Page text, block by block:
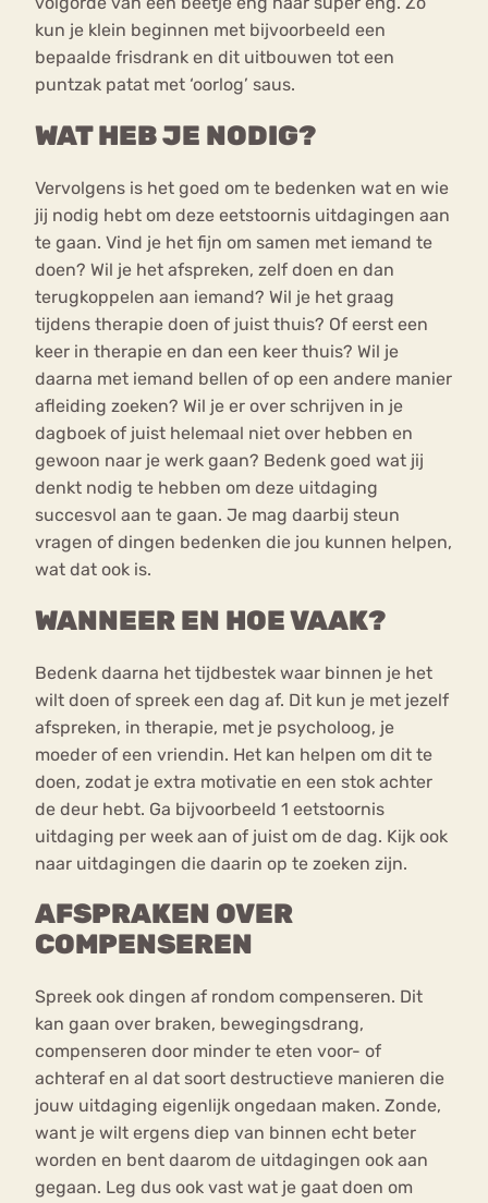
kun je klein beginnen met bijvoorbeeld een
bepaalde frisdrank en dit uitbouwen tot een
puntzak patat met ‘oorlog’ saus.
WAT HEB JE NODIG?
Vervolgens is het goed om te bedenken wat en wie
jij nodig hebt om deze eetstoornis uitdagingen aan
te gaan. Vind je het fijn om samen met iemand te
doen? Wil je het afspreken, zelf doen en dan
terugkoppelen aan iemand? Wil je het graag
tijdens therapie doen of juist thuis? Of eerst een
keer in therapie en dan een keer thuis? Wil je
daarna met iemand bellen of op een andere manier
afleiding zoeken? Wil je er over schrijven in je
dagboek of juist helemaal niet over hebben en
gewoon naar je werk gaan? Bedenk goed wat jij
denkt nodig te hebben om deze uitdaging
succesvol aan te gaan. Je mag daarbij steun
vragen of dingen bedenken die jou kunnen helpen,
wat dat ook is.
WANNEER EN HOE VAAK?
Bedenk daarna het tijdbestek waar binnen je het
wilt doen of spreek een dag af. Dit kun je met jezelf
afspreken, in therapie, met je psycholoog, je
moeder of een vriendin. Het kan helpen om dit te
doen, zodat je extra motivatie en een stok achter
de deur hebt. Ga bijvoorbeeld 1 eetstoornis
uitdaging per week aan of juist om de dag. Kijk ook
naar uitdagingen die daarin op te zoeken zijn.
AFSPRAKEN OVER
COMPENSEREN
Spreek ook dingen af rondom compenseren. Dit
kan gaan over braken, bewegingsdrang,
compenseren door minder te eten voor- of
achteraf en al dat soort destructieve manieren die
jouw uitdaging eigenlijk ongedaan maken. Zonde,
want je wilt ergens diep van binnen echt beter
worden en bent daarom de uitdagingen ook aan
gegaan. Leg dus ook vast wat je gaat doen om